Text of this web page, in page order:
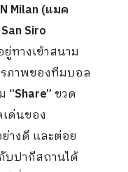
Milan (แมค
San Siro
ทางเข้าสนาม
ภาพของทีมบอล
“Share”ขวด
ด่นของ
างดี และต่อย
บปากีสถานได้